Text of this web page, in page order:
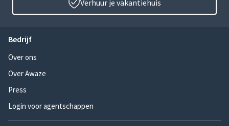
Verhuur je vakantiehuis
Bedrijf
Over ons
Over Awaze
Press
Login voor agentschappen